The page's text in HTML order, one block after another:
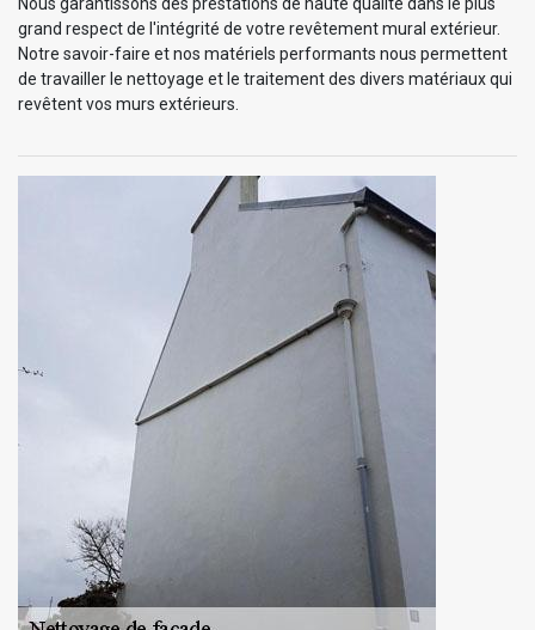
Nous garantissons des prestations de haute qualité dans le plus
grand respect de l'intégrité de votre revêtement mural extérieur.
Notre savoir-faire et nos matériels performants nous permettent
de travailler le nettoyage et le traitement des divers matériaux qui
revêtent vos murs extérieurs.